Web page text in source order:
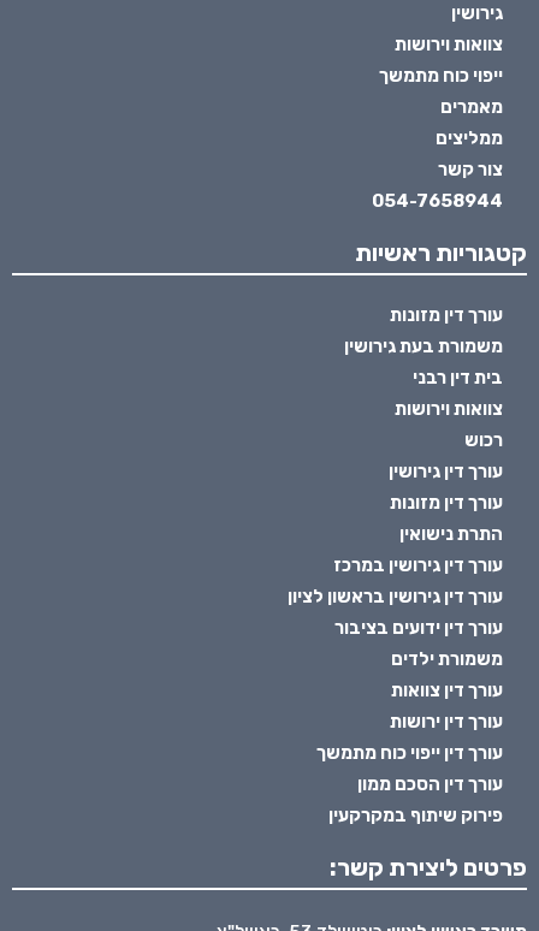
גירושין
צוואות וירושות
ייפוי כוח מתמשך
מאמרים
ממליצים
צור קשר
054-7658944
קטגוריות ראשיות
עורך דין מזונות
משמורת בעת גירושין
בית דין רבני
צוואות וירושות
רכוש
עורך דין גירושין
עורך דין מזונות
התרת נישואין
עורך דין גירושין במרכז
עורך דין גירושין בראשון לציון
עורך דין ידועים בציבור
משמורת ילדים
עורך דין צוואות
עורך דין ירושות
עורך דין ייפוי כוח מתמשך
עורך דין הסכם ממון
פירוק שיתוף במקרקעין
פרטים ליצירת קשר: